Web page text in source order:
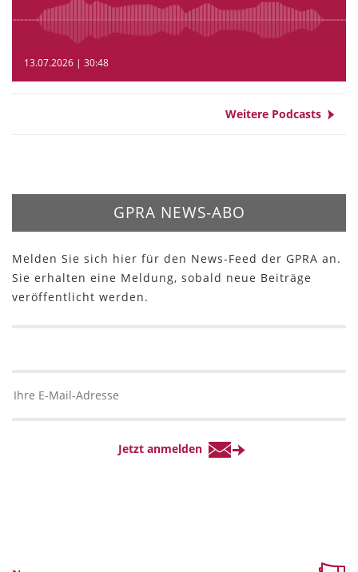
13.07.2026 | 30:48
Weitere Podcasts
GPRA NEWS-ABO
Melden Sie sich hier für den News-Feed der GPRA an.
Sie erhalten eine Meldung, sobald neue Beiträge
veröffentlicht werden.